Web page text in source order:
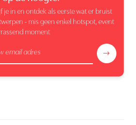
je in en ontdek als eerste wat er bruist
- mis geen enkel hotspot, event
moment